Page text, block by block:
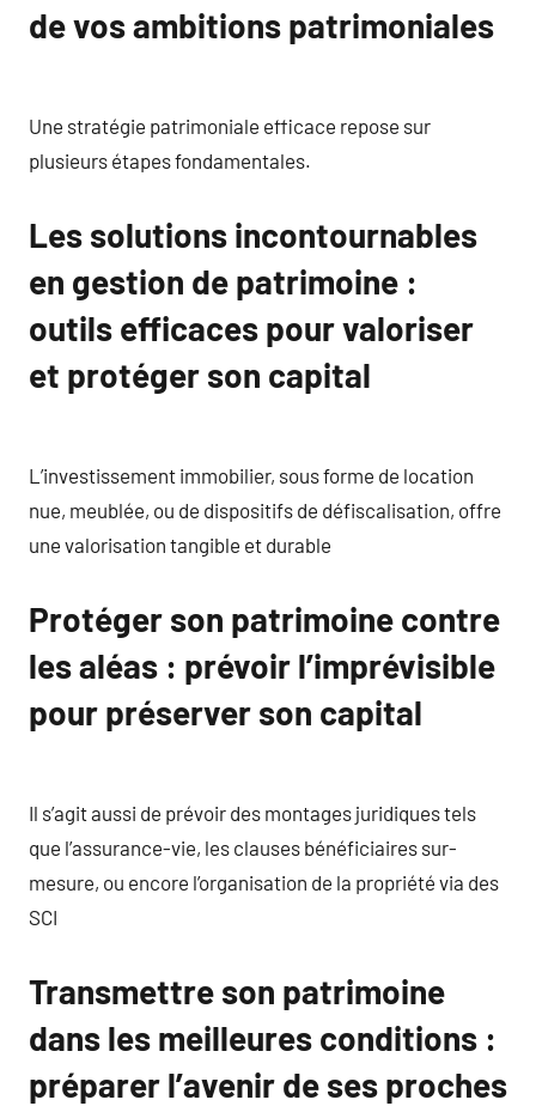
de vos ambitions patrimoniales
Une stratégie patrimoniale efficace repose sur
plusieurs étapes fondamentales.
Les solutions incontournables
en gestion de patrimoine :
outils efficaces pour valoriser
et protéger son capital
L’investissement immobilier, sous forme de location
nue, meublée, ou de dispositifs de défiscalisation, offre
une valorisation tangible et durable
Protéger son patrimoine contre
les aléas : prévoir l’imprévisible
pour préserver son capital
Il s’agit aussi de prévoir des montages juridiques tels
que l’assurance-vie, les clauses bénéficiaires sur-
mesure, ou encore l’organisation de la propriété via des
SCI
Transmettre son patrimoine
dans les meilleures conditions :
préparer l’avenir de ses proches